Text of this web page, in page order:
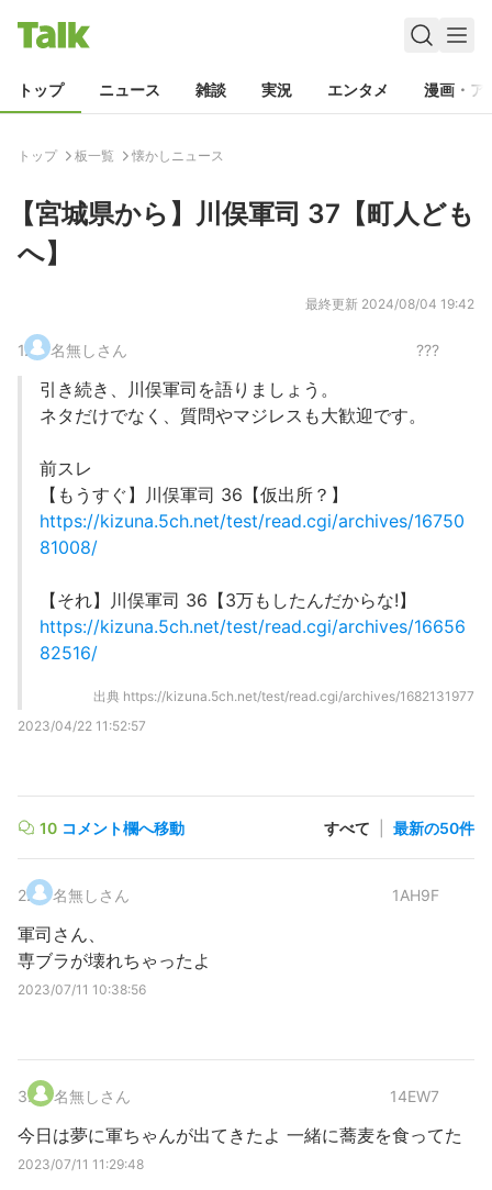
トップ ニュース 雑談 実況 エンタメ 漫画・ア
トップ 板一覧 懐かしニュース
【宮城県から】川俣軍司 37【町人ども
へ】
最終更新 2024/08/04 19:42
1. 名無しさん ???
引き続き、川俣軍司を語りましょう。
ネタだけでなく、質問やマジレスも大歓迎です。
前スレ
【もうすぐ】川俣軍司 36【仮出所？】
https://kizuna.5ch.net/test/read.cgi/archives/16750
81008/
【それ】川俣軍司 36【3万もしたんだからな!】
https://kizuna.5ch.net/test/read.cgi/archives/16656
82516/
出典 https://kizuna.5ch.net/test/read.cgi/archives/1682131977
2023/04/22 11:52:57
10 コメント欄へ移動 すべて 最新の50件
2. 名無しさん 1AH9F
軍司さん、
専ブラが壊れちゃったよ
2023/07/11 10:38:56
3. 名無しさん 14EW7
今日は夢に軍ちゃんが出てきたよ 一緒に蕎麦を食ってた
2023/07/11 11:29:48